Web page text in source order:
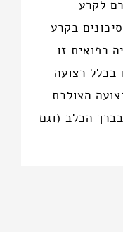
לקרע
בקרע
רפואית זו –
רצועה
הצולבת
הכלב (וגם